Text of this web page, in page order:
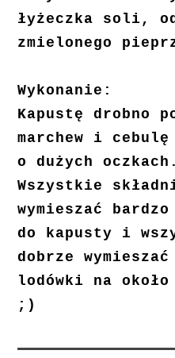
łyżeczka soli,
zmielonego
Wykonanie:
Kapustę drobno
marchew i
o dużych
Wszystkie
wymieszać
do kapusty i
dobrze
lodówki na
;)